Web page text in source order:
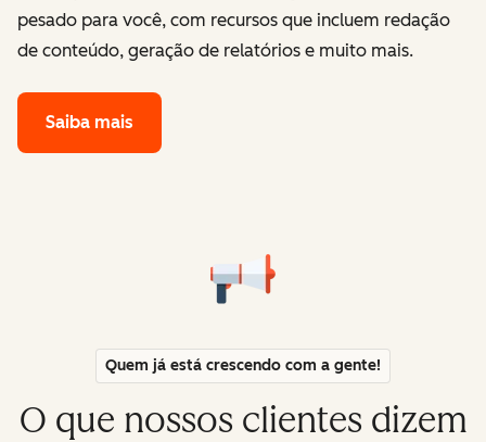
pesado para você, com recursos que incluem redação
de conteúdo, geração de relatórios e muito mais.
Saiba mais
Quem já está crescendo com a gente!
O que nossos clientes dizem